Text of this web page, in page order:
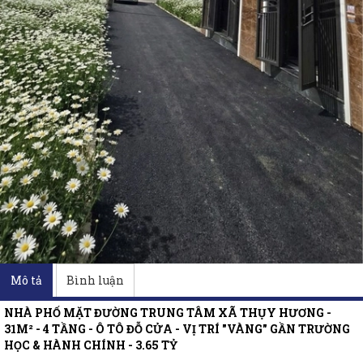
Mô tả Bình luận
NHÀ PHỐ MẶT ĐƯỜNG TRUNG TÂM XÃ THỤY HƯƠNG -
31M² - 4 TẦNG - Ô TÔ ĐỖ CỬA - VỊ TRÍ "VÀNG" GẦN TRƯỜNG
HỌC & HÀNH CHÍNH - 3.65 TỶ